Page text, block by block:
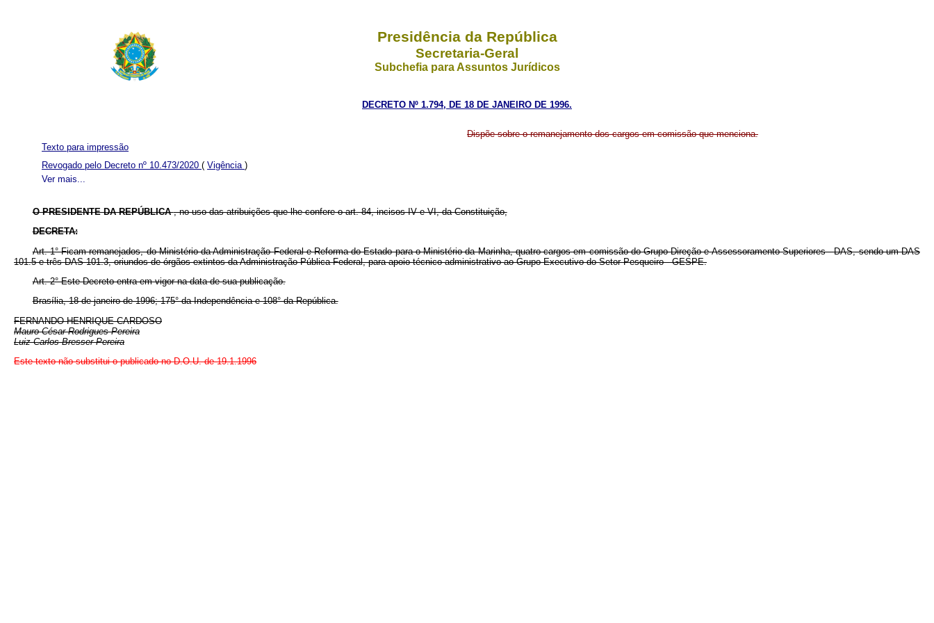
Presidência da República
Secretaria-Geral
Subchefia para Assuntos Jurídicos
DECRETO Nº 1.794, DE 18 DE JANEIRO DE 1996.
Dispõe sobre o remanejamento dos cargos em comissão que menciona.
Ver mais...
Texto para impressão
Revogado pelo Decreto nº 10.473/2020 ( Vigência )
O PRESIDENTE DA REPÚBLICA, no uso das atribuições que lhe confere o art. 84, incisos IV e VI, da Constituição,
DECRETA:
Art. 1° Ficam remanejados, do Ministério da Administração Federal e Reforma do Estado para o Ministério da Marinha, quatro cargos em comissão do Grupo-Direção e Assessoramento Superiores - DAS, sendo um DAS
101.5 e três DAS 101.3, oriundos de órgãos extintos da Administração Pública Federal, para apoio técnico-administrativo ao Grupo Executivo do Setor Pesqueiro - GESPE.
Art. 2° Este Decreto entra em vigor na data de sua publicação.
Brasília, 18 de janeiro de 1996; 175° da Independência e 108° da República.
FERNANDO HENRIQUE CARDOSO
Mauro César Rodrigues Pereira
Luiz Carlos Bresser Pereira
Este texto não substitui o publicado no D.O.U. de 19.1.1996